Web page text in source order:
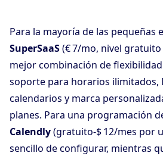
Para la mayoría de las pequeñas
SuperSaaS(€ 7/mo, nivel
mejor combinación de
soporte para horarios ilimitados,
calendarios y marca
planes. Para una programación
Calendly(gratuito-$ 12/mes por
sencillo de configurar, mientras